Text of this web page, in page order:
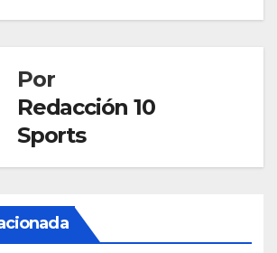
Por
Redacción 10
Sports